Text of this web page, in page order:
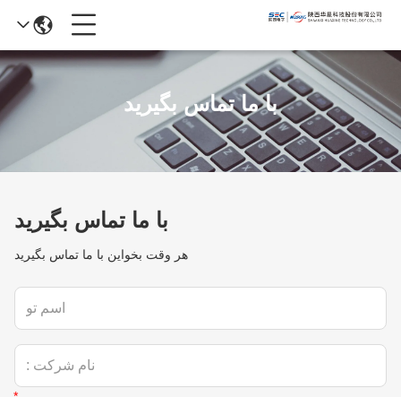
با ما تماس بگیرید
با ما تماس بگیرید
هر وقت بخواين با ما تماس بگيريد